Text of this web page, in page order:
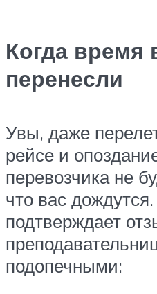
Когда время
перенесли
Увы, даже
рейсе и
перевозчика не
что вас
подтверждает
подопечными: